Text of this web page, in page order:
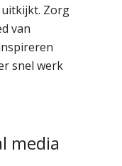
uitkijkt. Zorg
van
snel werk
media